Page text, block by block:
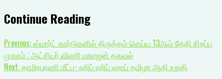
Continue Reading
Previous:ஸ்மார்ட் கார்டுகளில் திருத்தம் செய்ய 13ஆம் தேதி சிறப்பு
முகாம் : ஆட்சியர் விஷூ மகாஜன் தகவல்
Next:தாமிரபரணி மீட்பு- ஹிப் ஹிப் ஹாப் தமிழா ஆதி உறுதி